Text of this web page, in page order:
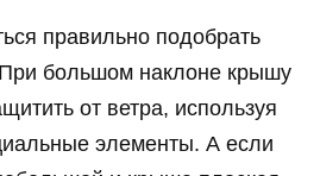
правильно подобрать
большом наклоне крышу
от ветра, используя
элементы. А если